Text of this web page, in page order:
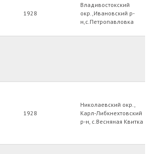
1928
Владивостокский
окр.,Ивановский р-
н,с.Петропавловка
1928
Николаевский окр.,
Карл-Либкнехтовский
р-н, с.Весняная Квитка